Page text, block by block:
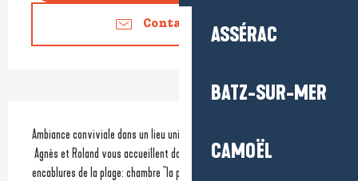
ASSÉRAC
BATZ-SUR-MER
CAMOËL
Contactez-nous
Description
Ambiance conviviale dans un lieu unique !
encablures de la plage: chambre "la plage" au décor rappelant les Bains